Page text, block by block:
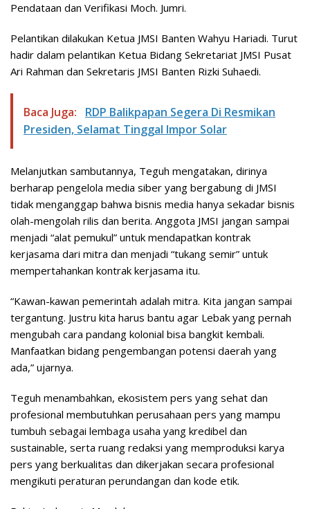
Pendataan dan Verifikasi Moch. Jumri.
Pelantikan dilakukan Ketua JMSI Banten Wahyu Hariadi. Turut
hadir dalam pelantikan Ketua Bidang Sekretariat JMSI Pusat
Ari Rahman dan Sekretaris JMSI Banten Rizki Suhaedi.
Baca Juga:
RDP Balikpapan Segera Di Resmikan
Presiden, Selamat Tinggal Impor Solar
Melanjutkan sambutannya, Teguh mengatakan, dirinya
berharap pengelola media siber yang bergabung di JMSI
tidak menganggap bahwa bisnis media hanya sekadar bisnis
olah-mengolah rilis dan berita. Anggota JMSI jangan sampai
menjadi “alat pemukul” untuk mendapatkan kontrak
kerjasama dari mitra dan menjadi “tukang semir” untuk
mempertahankan kontrak kerjasama itu.
“Kawan-kawan pemerintah adalah mitra. Kita jangan sampai
tergantung. Justru kita harus bantu agar Lebak yang pernah
mengubah cara pandang kolonial bisa bangkit kembali.
Manfaatkan bidang pengembangan potensi daerah yang
ada,” ujarnya.
Teguh menambahkan, ekosistem pers yang sehat dan
profesional membutuhkan perusahaan pers yang mampu
tumbuh sebagai lembaga usaha yang kredibel dan
sustainable, serta ruang redaksi yang memproduksi karya
pers yang berkualitas dan dikerjakan secara profesional
mengikuti peraturan perundangan dan kode etik.